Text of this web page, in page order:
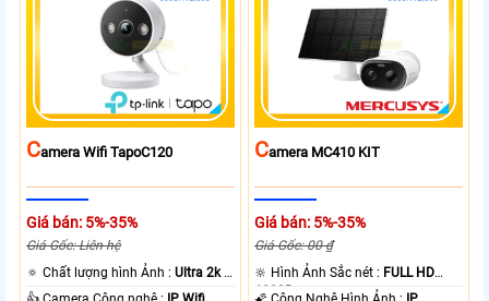
CAmera Wifi TapoC120
Giá bán: 5%-35%
Giá Gốc: Liên hệ
🔅 Chất lượng hình Ảnh :Ultra 2k +
.
CAmera MC410 KIT
Giá bán: 5%-35%
Giá Gốc: 00 ₫
🔆 Hình Ảnh Sắc nét : FULL HD
1080P .